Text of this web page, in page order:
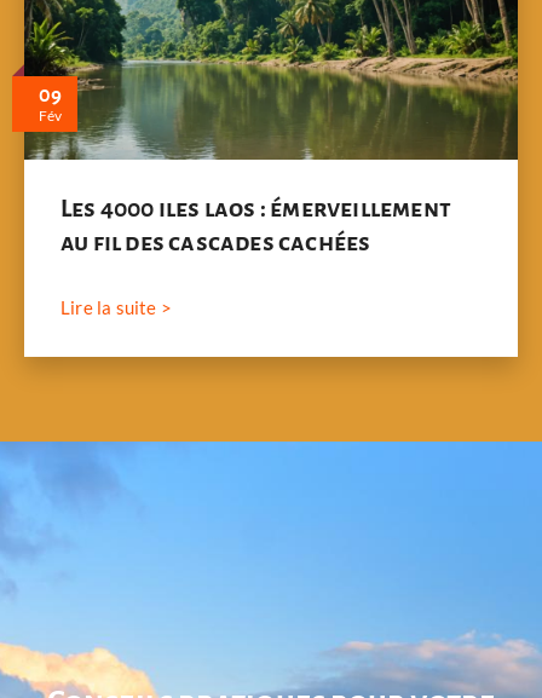
09
Fév
Les 4000 iles laos : émerveillement
au fil des cascades cachées
Lire la suite >